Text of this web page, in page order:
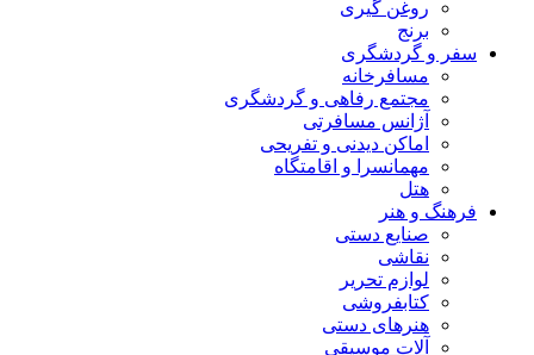
روغن گیری
برنج
سفر و گردشگری
مسافرخانه
مجتمع رفاهی و گردشگری
آژانس مسافرتی
اماکن دیدنی و تفریحی
مهمانسرا و اقامتگاه
هتل
فرهنگ و هنر
صنایع دستی
نقاشی
لوازم تحریر
کتابفروشی
هنرهای دستی
آلات موسیقی